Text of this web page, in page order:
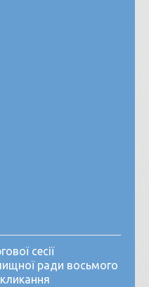
сесії
ради восьмого